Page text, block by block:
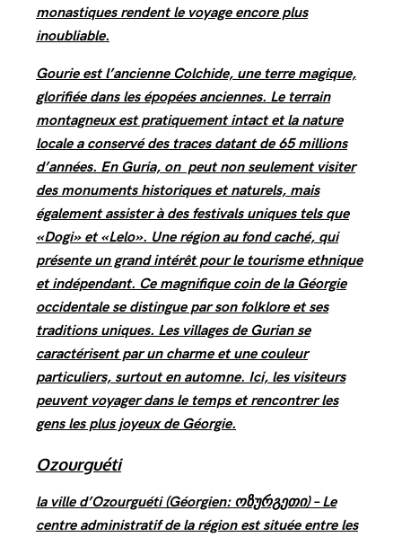
monastiques rendent le voyage encore plus
inoubliable.
Gourie est l’ancienne Colchide, une terre magique,
glorifiée dans les épopées anciennes. Le terrain
montagneux est pratiquement intact et la nature
locale a conservé des traces datant de 65 millions
d’années. En Guria, on peut non seulement visiter
des monuments historiques et naturels, mais
également assister à des festivals uniques tels que
«Dogi» et «Lelo». Une région au fond caché, qui
présente un grand intérêt pour le tourisme ethnique
et indépendant. Ce magnifique coin de la Géorgie
occidentale se distingue par son folklore et ses
traditions uniques. Les villages de Gurian se
caractérisent par un charme et une couleur
particuliers, surtout en automne. Ici, les visiteurs
peuvent voyager dans le temps et rencontrer les
gens les plus joyeux de Géorgie.
Ozourguéti
la ville d’Ozourguéti (Géorgien: ოზურგეთი) – Le
centre administratif de la région est située entre les